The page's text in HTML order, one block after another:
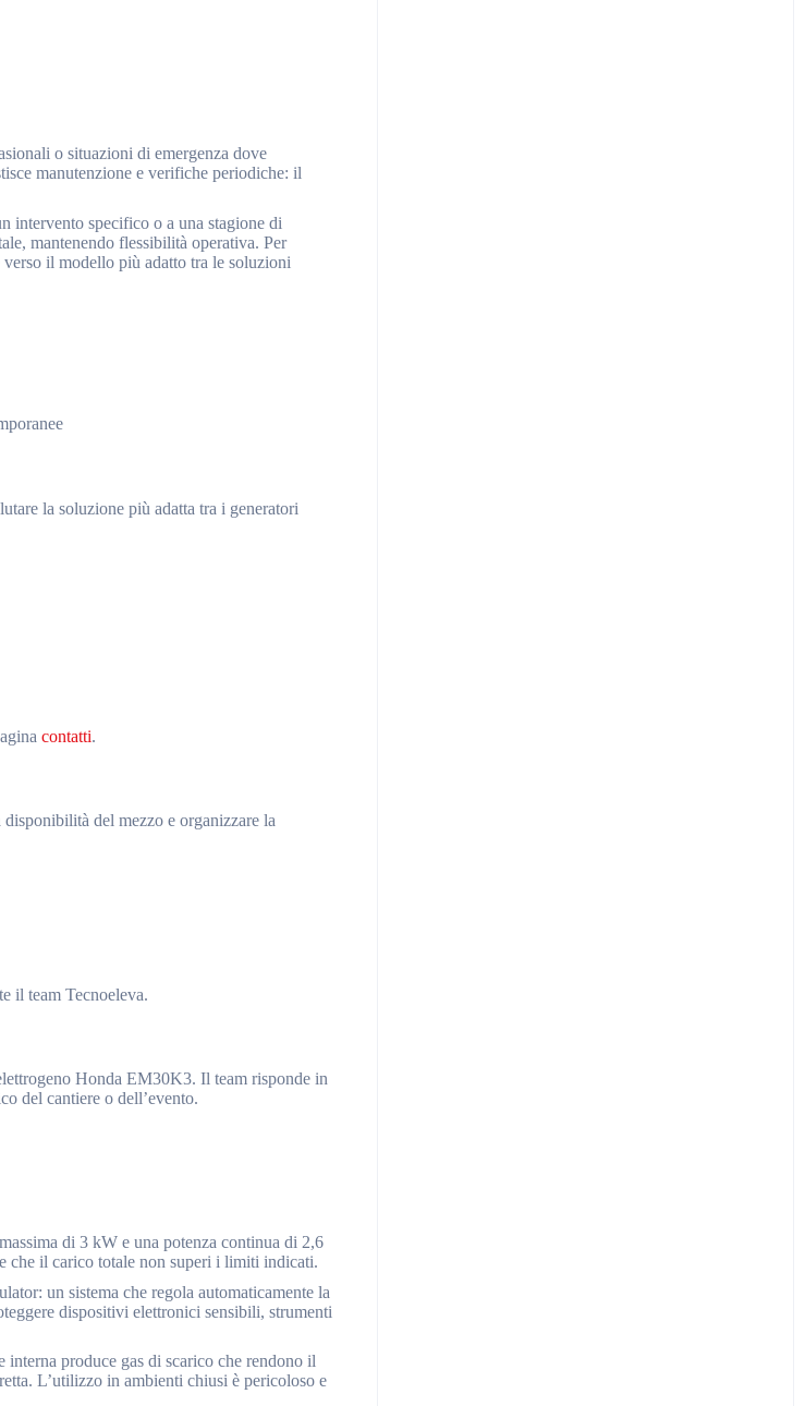
o situazioni di emergenza dove
manutenzione e verifiche periodiche: il
intervento specifico o a una stagione di
mantenendo flessibilità operativa. Per
il modello più adatto tra le soluzioni
la soluzione più adatta tra i generatori
contatti.
del mezzo e organizzare la
il team Tecnoeleva.
Honda EM30K3. Il team risponde in
del cantiere o dell’evento.
di 3 kW e una potenza continua di 2,6
che il carico totale non superi i limiti indicati.
un sistema che regola automaticamente la
dispositivi elettronici sensibili, strumenti
produce gas di scarico che rendono il
L’utilizzo in ambienti chiusi è pericoloso e